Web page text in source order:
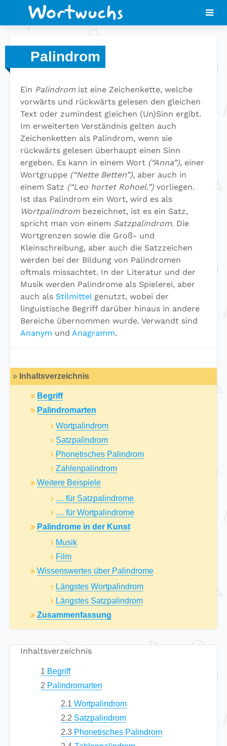
Palindrom
Ein Palindromist eine Zeichenkette, welche
vorwärts und rückwärts gelesen den gleichen
Text oder zumindest gleichen (Un)Sinn ergibt.
Im erweiterten Verständnis gelten auch
Zeichenketten als Palindrom, wenn sie
rückwärts gelesen überhaupt einen Sinn
ergeben. Es kann in einem Wort (“Anna”), einer
Wortgruppe (“Nette Betten”), aber auch in
einem Satz (“Leo hortet Rohoel.”) vorliegen.
Ist das Palindrom ein Wort, wird es als
Wortpalindrombezeichnet, ist es ein Satz,
spricht man von einem Satzpalindrom. Die
Wortgrenzen sowie die Groß- und
Kleinschreibung, aber auch die Satzzeichen
werden bei der Bildung von Palindromen
oftmals missachtet. In der Literatur und der
Musik werden Palindrome als Spielerei, aber
auch als Stilmittelgenutzt, wobei der
linguistische Begriff darüber hinaus in andere
Bereiche übernommen wurde. Verwandt sind
Ananym und Anagramm.
» Inhaltsverzeichnis
Begriff
Palindromarten
Wortpalindrom
Satzpalindrom
Phonetisches Palindrom
Zahlenpalindrom
Weitere Beispiele
… für Satzpalindrome
… für Wortpalindrome
Palindrome in der Kunst
Musik
Film
Wissenswertes über Palindrome
Längstes Wortpalindrom
Längstes Satzpalindrom
Zusammenfassung
Inhaltsverzeichnis
1 Begriff
2 Palindromarten
2.1 Wortpalindrom
2.2 Satzpalindrom
2.3 Phonetisches Palindrom